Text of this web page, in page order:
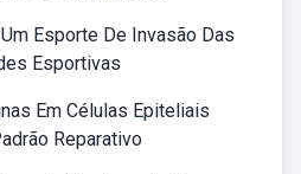
Esporte De Invasão Das
Esportivas
Em Células Epiteliais
Reparativo